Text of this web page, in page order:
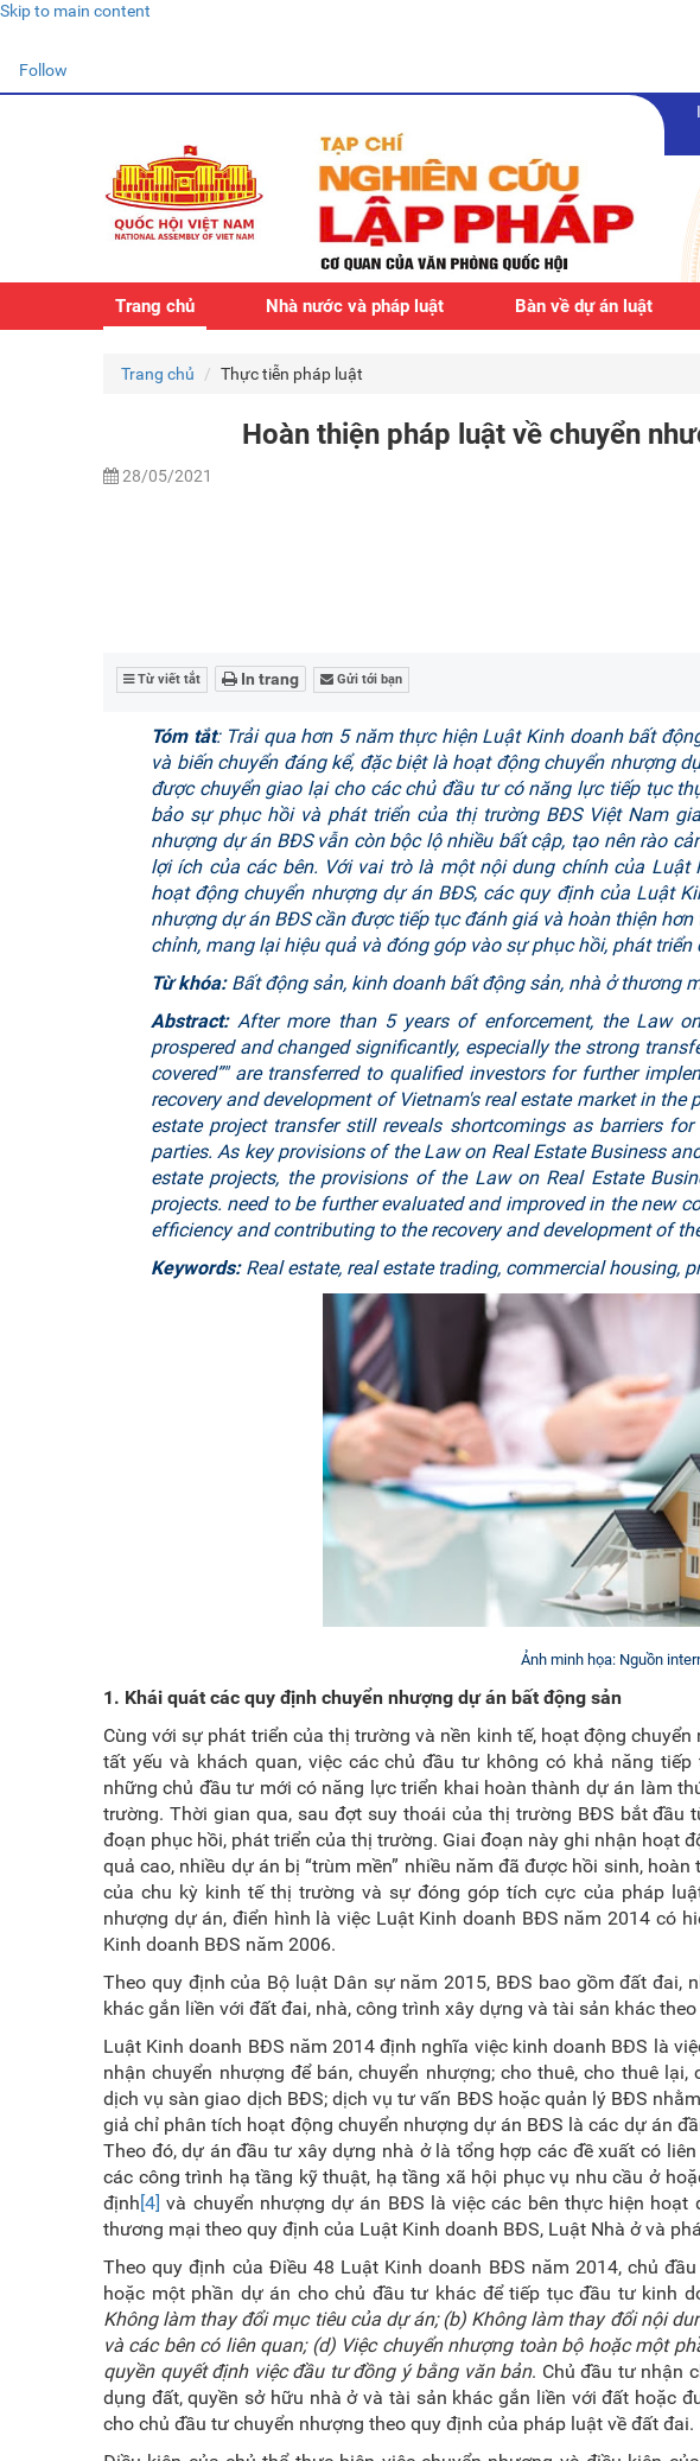
Skip to main content
Follow
Trang chủ Nhà nước và pháp luật Bàn về dự án luật
Trang chủ Thực tiễn pháp luật
Hoàn thiện pháp luật về chuyển
28/05/2021
Từ viết tắt In trang Gửi tới bạn
Tóm tắt: Trải qua hơn 5 năm thực hiện Luật Kinh doanh bất
và biến chuyển đáng kể, đặc biệt là hoạt động chuyển nhượng
được chuyển giao lại cho các chủ đầu tư có năng lực tiếp tục
bảo sự phục hồi và phát triển của thị trường BĐS Việt Nam
nhượng dự án BĐS vẫn còn bộc lộ nhiều bất cập, tạo nên rào
lợi ích của các bên. Với vai trò là một nội dung chính của
hoạt động chuyển nhượng dự án BĐS, các quy định của Luật
nhượng dự án BĐS cần được tiếp tục đánh giá và hoàn thiện
chỉnh, mang lại hiệu quả và đóng góp vào sự phục hồi, phát
Từ khóa:Bất động sản, kinh doanh bất động sản, nhà ở thương
Abstract:After more than 5 years of enforcement, the Law
prospered and changed significantly, especially the strong
covered”" are transferred to qualified investors for further
recovery and development of Vietnam's real estate market in
estate project transfer still reveals shortcomings as barriers
parties. As key provisions of the Law on Real Estate Business
estate projects, the provisions of the Law on Real Estate
projects. need to be further evaluated and improved in the new
efficiency and contributing to the recovery and development of
Keywords:Real estate, real estate trading, commercial housing,
Ảnh minh họa: Nguồn
1. Khái quát các quy định chuyển nhượng dự án bất động sản
Cùng với sự phát triển của thị trường và nền kinh tế, hoạt động
tất yếu và khách quan, việc các chủ đầu tư không có khả năng
những chủ đầu tư mới có năng lực triển khai hoàn thành dự án làm
trường. Thời gian qua, sau đợt suy thoái của thị trường BĐS bắt
đoạn phục hồi, phát triển của thị trường. Giai đoạn này ghi nhận hoạt
quả cao, nhiều dự án bị “trùm mền” nhiều năm đã được hồi sinh,
của chu kỳ kinh tế thị trường và sự đóng góp tích cực của pháp
nhượng dự án, điển hình là việc Luật Kinh doanh BĐS năm 2014 có
Kinh doanh BĐS năm 2006.
Theo quy định của Bộ luật Dân sự năm 2015, BĐS bao gồm đất đai,
khác gắn liền với đất đai, nhà, công trình xây dựng và tài sản khác
Luật Kinh doanh BĐS năm 2014 định nghĩa việc kinh doanh BĐS là
nhận chuyển nhượng để bán, chuyển nhượng; cho thuê, cho thuê
dịch vụ sàn giao dịch BĐS; dịch vụ tư vấn BĐS hoặc quản lý BĐS
giả chỉ phân tích hoạt động chuyển nhượng dự án BĐS là các dự án
Theo đó, dự án đầu tư xây dựng nhà ở là tổng hợp các đề xuất có
các công trình hạ tầng kỹ thuật, hạ tầng xã hội phục vụ nhu cầu ở
định[4] và chuyển nhượng dự án BĐS là việc các bên thực hiện
thương mại theo quy định của Luật Kinh doanh BĐS, Luật Nhà ở và
Theo quy định của Điều 48 Luật Kinh doanh BĐS năm 2014, chủ
hoặc một phần dự án cho chủ đầu tư khác để tiếp tục đầu tư kinh
Không làm thay đổi mục tiêu của dự án; (b) Không làm thay đổi nội
và các bên có liên quan; (d) Việc chuyển nhượng toàn bộ hoặc một
quyền quyết định việc đầu tư đồng ý bằng văn bản. Chủ đầu tư nhận
dụng đất, quyền sở hữu nhà ở và tài sản khác gắn liền với đất hoặc
cho chủ đầu tư chuyển nhượng theo quy định của pháp luật về đất đai.